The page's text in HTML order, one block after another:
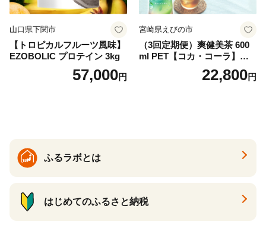
山口県下関市
【トロピカルフルーツ風味】
EZOBOLIC プロテイン 3kg
57,000円
宮崎県えびの市
（3回定期便）爽健美茶 600
ml PET【コカ・コーラ】ペ
ットボトル 1ケース(24本) 定
期便 3回(72本) セット お茶
22,800円
ふるラボとは
はじめてのふるさと納税